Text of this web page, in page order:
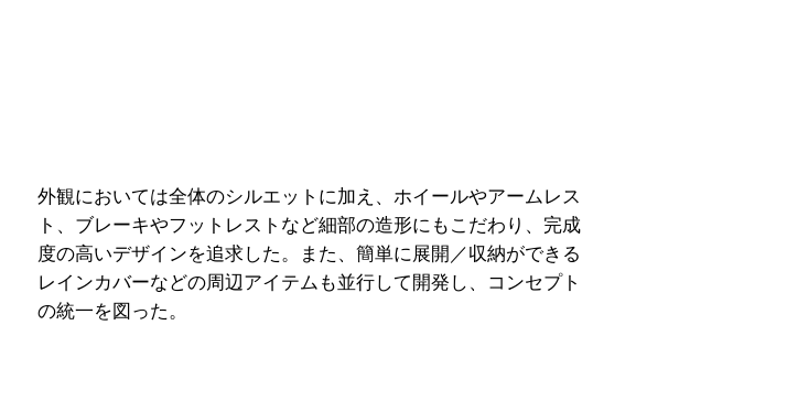
外観においては全体のシルエットに加え、ホイールやアームレス
ト、ブレーキやフットレストなど細部の造形にもこだわり、完成
度の高いデザインを追求した。また、簡単に展開／収納ができる
レインカバーなどの周辺アイテムも並行して開発し、コンセプト
の統一を図った。